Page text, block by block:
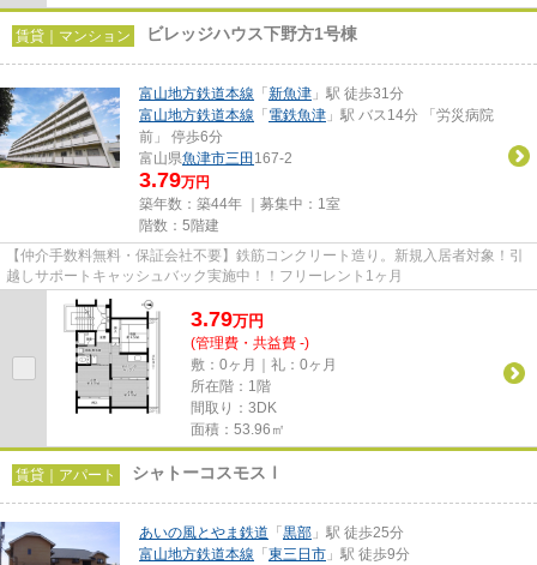
賃貸｜マンション ビレッジハウス下野方1号棟
富山地方鉄道本線 「 新魚津 」駅 徒歩31分
富山地方鉄道本線 「 電鉄魚津 」駅 バス14分 「労災病院
前」 停歩6分
富山県魚津市三田 167-2
3.79万円
築年数：築44年 ｜募集中： 1室
階数：5階建
【仲介手数料無料・保証会社不要】鉄筋コンクリート造り。新規入居者対象！引
越しサポートキャッシュバック実施中！！フリーレント1ヶ月
3.79万円
(管理費・共益費 -)
敷：0ヶ月｜礼：0ヶ月
所在階：1階
間取り：3DK
面積：53.96㎡
賃貸｜アパート シャトーコスモスⅠ
あいの風とやま鉄道 「 黒部 」駅 徒歩25分
富山地方鉄道本線 「 東三日市 」駅 徒歩9分